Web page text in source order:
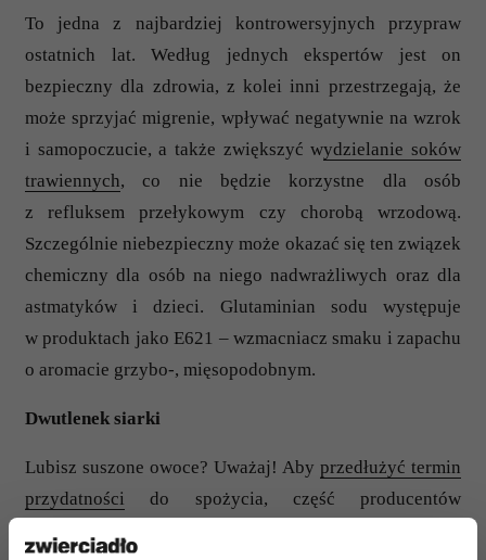
To jedna z najbardziej kontrowersyjnych przypraw
ostatnich lat. Według jednych ekspertów jest on
bezpieczny dla zdrowia, z kolei inni przestrzegają, że
może sprzyjać migrenie, wpływać negatywnie na wzrok
i samopoczucie, a także zwiększyć wydzielanie soków
trawiennych, co nie będzie korzystne dla osób
z refluksem przełykowym czy chorobą wrzodową.
Szczególnie niebezpieczny może okazać się ten związek
chemiczny dla osób na niego nadwrażliwych oraz dla
astmatyków i dzieci. Glutaminian sodu występuje
w produktach jako E621 – wzmacniacz smaku i zapachu
o aromacie grzybo-, mięsopodobnym.
Dwutlenek siarki
Lubisz suszone owoce? Uważaj! Aby przedłużyć termin
przydatności do spożycia, część producentów